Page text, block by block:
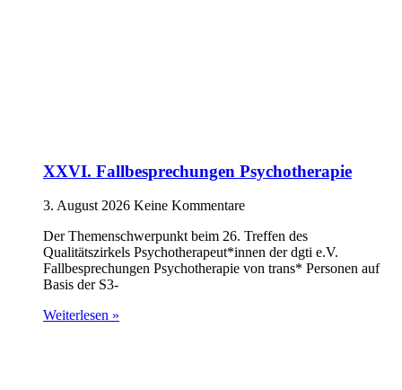
XXVI. Fallbesprechungen Psychotherapie
3. August 2026 Keine Kommentare
Der Themenschwerpunkt beim 26. Treffen des
Qualitätszirkels Psychotherapeut*innen der dgti e.V.
Fallbesprechungen Psychotherapie von trans* Personen auf
Basis der S3-
Weiterlesen »